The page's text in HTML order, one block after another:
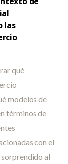
las
qué
modelos de
términos de
con el
al